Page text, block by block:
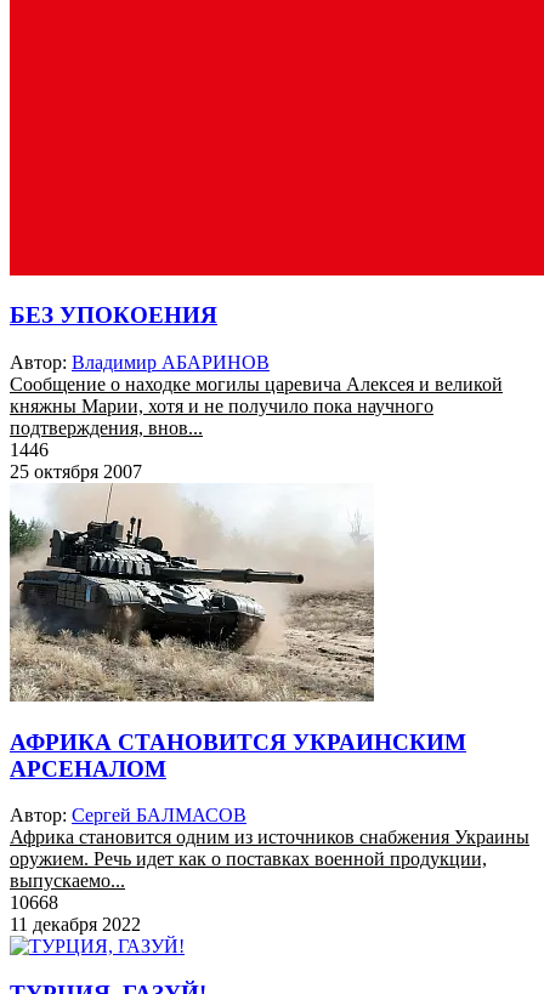
БЕЗ УПОКОЕНИЯ
Автор: Владимир АБАРИНОВ
Сообщение о находке могилы царевича Алексея и великой
княжны Марии, хотя и не получило пока научного
подтверждения, внов...
1446
25 октября 2007
АФРИКА СТАНОВИТСЯ УКРАИНСКИМ
АРСЕНАЛОМ
Автор: Сергей БАЛМАСОВ
Африка становится одним из источников снабжения Украины
оружием. Речь идет как о поставках военной продукции,
выпускаемо...
10668
11 декабря 2022